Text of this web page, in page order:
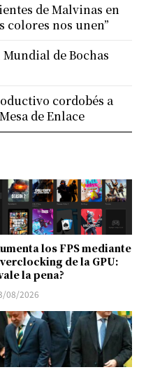
los FPS mediante
de la GPU:
la pena?
08/2026
de Malvinas en
colores nos unen”
de Bochas
cordobés a
de Enlace